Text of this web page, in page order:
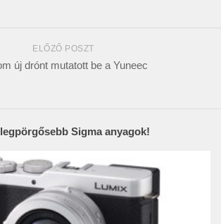
ELŐZŐ POSZT
új drónt mutatott be a Yuneec
Sigma anyagok!